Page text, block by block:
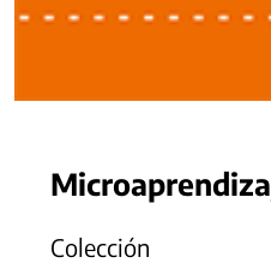
Colección